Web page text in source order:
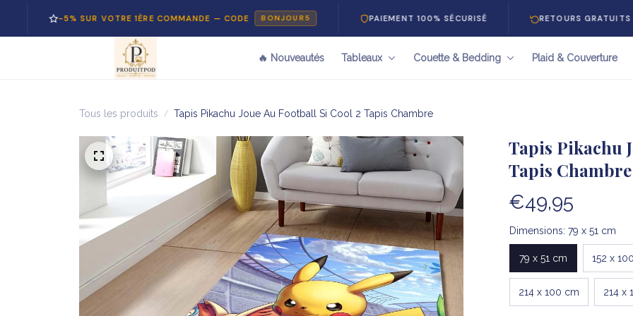
-5% SUR VOTRE 1ÈRE COMMANDE — CODE BONJOUR5 PAIEMENT 100% SÉCURISÉ RETOURS GRATUITS 30 JOURS
🔥 Nouveautés Tableaux Couette & Bedding Plaid & Couverture
Tous les produits Tapis Pikachu Joue Au Football Si Cool 2 Tapis Chambre
Tapis Pikachu
Tapis Chambre
€49,95
Dimensions: 79 x 51 cm
79 x 51 cm 152 x
214 x 100 cm 214 x